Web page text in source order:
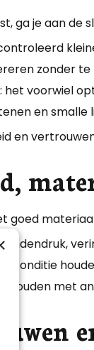
ga je aan
zonder
het voorwiel
en smalle
en
goed
houden met